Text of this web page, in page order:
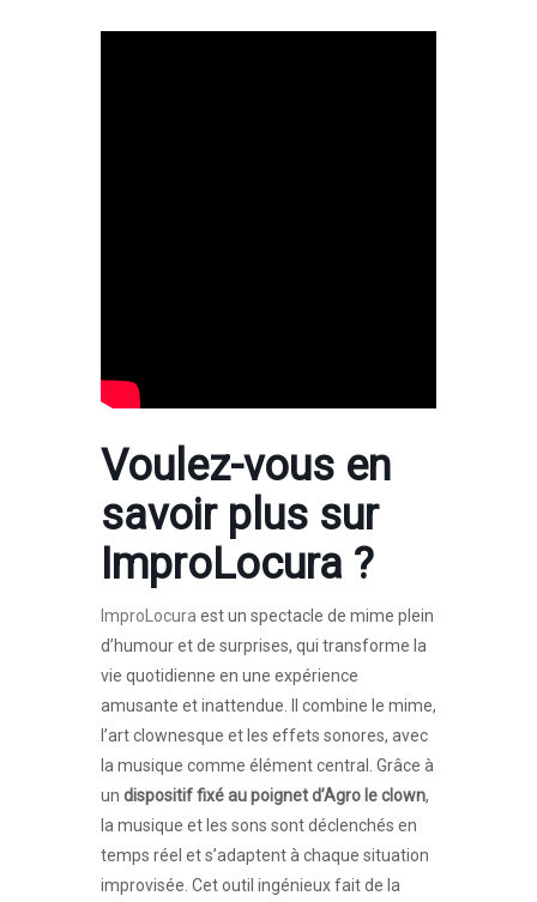
Voulez-vous en
savoir plus sur
ImproLocura ?
ImproLocuraest un spectacle de mime plein
d’humour et de surprises, qui transforme la
vie quotidienne en une expérience
amusante et inattendue. Il combine le mime,
l’art clownesque et les effets sonores, avec
la musique comme élément central. Grâce à
un dispositif fixé au poignet d’Agro le clown,
la musique et les sons sont déclenchés en
temps réel et s’adaptent à chaque situation
improvisée. Cet outil ingénieux fait de la